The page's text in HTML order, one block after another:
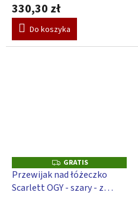
330,30 zł
Do koszyka
G
R
A
T
GRATIS
Przewijak nad łóżeczko
Scarlett OGY - szary - z